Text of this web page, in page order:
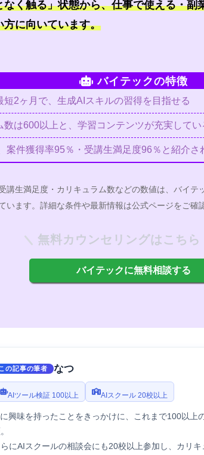
なく触る」状態から、仕事で使える・副
方に向いています。
バイテックの特徴
短2ヶ月で、生成AIスキルの習得を目指せる
数は600以上と、学習コンテンツが充実してい
案件獲得率95％・受講生満足度96％と紹介さ
講生満足度・カリキュラム数などの数値は、バイテ
います。詳細な条件や最新情報は公式ページをご確
無料カウンセリングはこちら
バイテックに無料相談する
の記事の筆者 なつ
AIツール検証 100以上 AIスクール 20校以上
興味を持ったことをきっかけに、これまで100以上
らにAIスクールの相談会にも20校以上参加し、カリ